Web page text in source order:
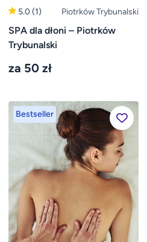
5.0(1) Piotrków Trybunalski
SPA dla dłoni – Piotrków
Trybunalski
za 50 zł
Bestseller